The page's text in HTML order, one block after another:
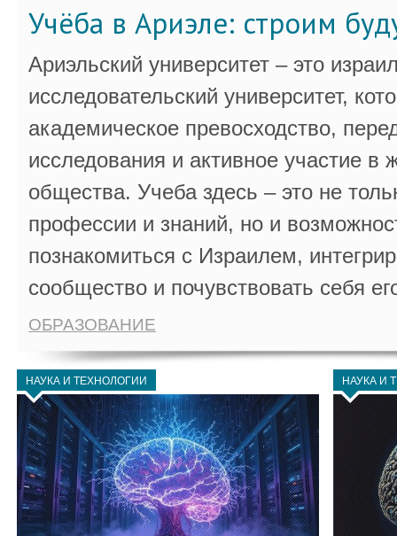
Учёба в Ариэле: строим
Ариэльский университет – это
исследовательский университет,
академическое превосходство,
исследования и активное участие в
общества. Учеба здесь – это не
профессии и знаний, но и
познакомиться с Израилем,
сообщество и почувствовать себя
ОБРАЗОВАНИЕ
НАУКА И ТЕХНОЛОГИИ НАУКА И